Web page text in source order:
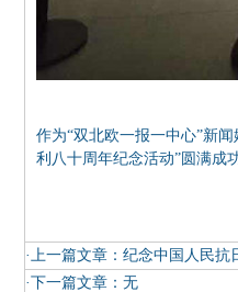
作为“双北欧一报一中心”新
利八十周年纪念活动”圆满成
·上一篇文章： 纪念中国人民抗
·下一篇文章： 无